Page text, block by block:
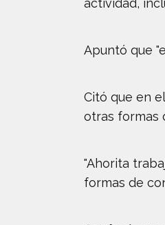
actividad,
Apuntó que
Citó que en
otras formas
"Ahorita
formas de